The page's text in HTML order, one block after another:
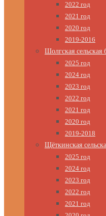
2022 год
2021 год
2020 год
2019-2016
Шолгская сельская
2025 год
2024 год
2023 год
2022 год
2021 год
2020 год
2019-2018
Щёткинская
2025 год
2024 год
2023 год
2022 год
2021 год